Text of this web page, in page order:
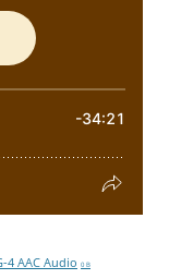
4 AAC Audio 0 B